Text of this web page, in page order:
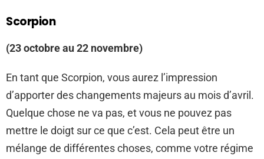
Scorpion
(23 octobre au 22 novembre)
En tant que Scorpion, vous aurez l’impression
d’apporter des changements majeurs au mois d’avril.
Quelque chose ne va pas, et vous ne pouvez pas
mettre le doigt sur ce que c’est. Cela peut être un
mélange de différentes choses, comme votre régime